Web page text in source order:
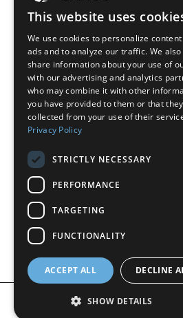
Behöver du hjälp?
Talang
Lösningar
Våra gaser
Våra lösningar
Dykning
Energi
Fordon och transport
Kemisk industri
Kylning med torris
Laboratorier
COPYRIGHT © 2026
JURIDISK INFORMATION
DUTCH
This website uses
We use cookies to personalize
ads and to analyze our traffic. We also
share information about your use of
with our advertising and analytics
who may combine it with other
you have provided to them or that
collected from your use of their
Privacy Policy
STRICTLY NECESSARY
PERFORMANCE
TARGETING
FUNCTIONALITY
ACCEPT ALL DECLINE
SHOW DETAILS